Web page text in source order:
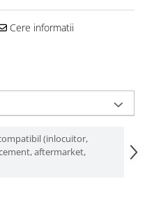
Cere informatii
(inlocuitor,
aftermarket,